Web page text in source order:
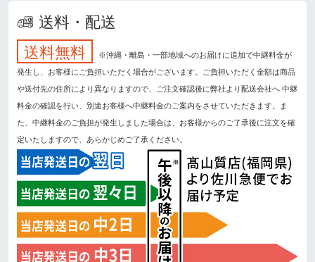
送料・配送
送料無料
※沖縄・離島・一部地域へのお届けに追加で中継料金が
発生し、お客様にご負担いただく場合がございます。ご負担いただく金額は商品
や送付先の住所により異なりますので、ご注文確認後に弊社より配送会社へ 中継
料金の確認を行い、別途お客様へ中継料金のご案内をさせていただきます。ま
た、中継料金のご負担が発生しました場合は、お客様からのご了承後に注文を確
定いたしますので、あらかじめご了承ください。